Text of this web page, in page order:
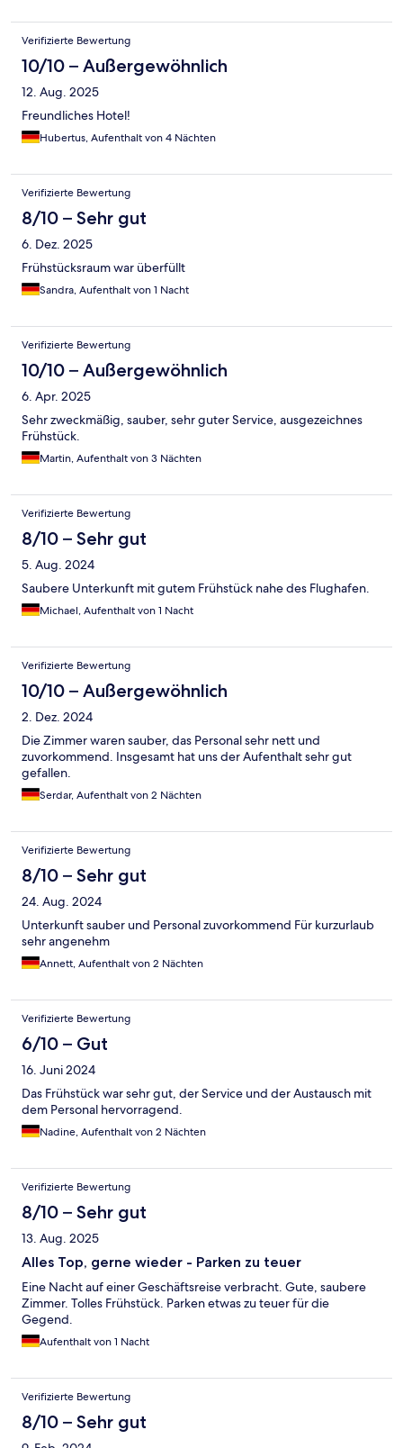
Verifizierte Bewertung
10/10 – Außergewöhnlich
12. Aug. 2025
Freundliches Hotel!
Hubertus, Aufenthalt von 4 Nächten
Verifizierte Bewertung
8/10 – Sehr gut
6. Dez. 2025
Frühstücksraum war überfüllt
Sandra, Aufenthalt von 1 Nacht
Verifizierte Bewertung
10/10 – Außergewöhnlich
6. Apr. 2025
Sehr zweckmäßig, sauber, sehr guter Service, ausgezeichnes
Frühstück.
Martin, Aufenthalt von 3 Nächten
Verifizierte Bewertung
8/10 – Sehr gut
5. Aug. 2024
Saubere Unterkunft mit gutem Frühstück nahe des Flughafen.
Michael, Aufenthalt von 1 Nacht
Verifizierte Bewertung
10/10 – Außergewöhnlich
2. Dez. 2024
Die Zimmer waren sauber, das Personal sehr nett und
zuvorkommend. Insgesamt hat uns der Aufenthalt sehr gut
gefallen.
Serdar, Aufenthalt von 2 Nächten
Verifizierte Bewertung
8/10 – Sehr gut
24. Aug. 2024
Unterkunft sauber und Personal zuvorkommend Für kurzurlaub
sehr angenehm
Annett, Aufenthalt von 2 Nächten
Verifizierte Bewertung
6/10 – Gut
16. Juni 2024
Das Frühstück war sehr gut, der Service und der Austausch mit
dem Personal hervorragend.
Nadine, Aufenthalt von 2 Nächten
Verifizierte Bewertung
8/10 – Sehr gut
13. Aug. 2025
Alles Top, gerne wieder - Parken zu teuer
Eine Nacht auf einer Geschäftsreise verbracht. Gute, saubere
Zimmer. Tolles Frühstück. Parken etwas zu teuer für die
Gegend.
Aufenthalt von 1 Nacht
Verifizierte Bewertung
8/10 – Sehr gut